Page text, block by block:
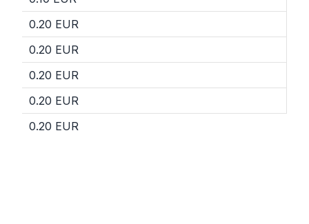
0.20 EUR
0.20 EUR
0.20 EUR
0.20 EUR
0.20 EUR